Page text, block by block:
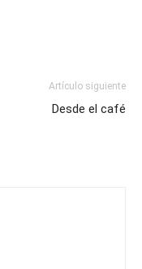
Artículo siguiente
Desde el café